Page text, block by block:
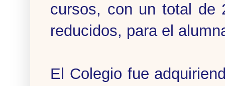
cursos, con un total de
reducidos, para el
El Colegio fue